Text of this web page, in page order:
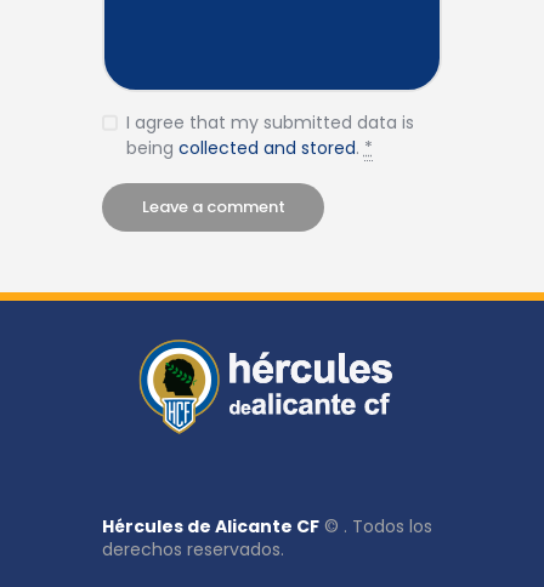
I agree that my submitted data is
being collected and stored.*
Hércules de Alicante CF © . Todos los
derechos reservados.